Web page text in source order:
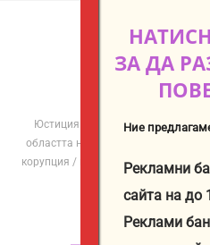
Юстиция
http://
Юстиция Иванова е журналист
областта на разследващата
корупция / институции /
ЗА ДА
Ние
Рекламни
сайта на до
Реклами